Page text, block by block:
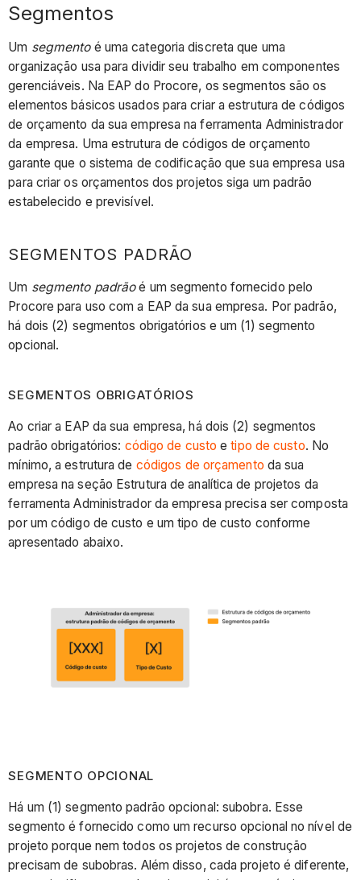
Segmentos
Um segmentoé uma categoria discreta que uma
organização usa para dividir seu trabalho em componentes
gerenciáveis. Na EAP do Procore, os segmentos são os
elementos básicos usados para criar a estrutura de códigos
de orçamento da sua empresa na ferramenta Administrador
da empresa. Uma estrutura de códigos de orçamento
garante que o sistema de codificação que sua empresa usa
para criar os orçamentos dos projetos siga um padrão
estabelecido e previsível.
SEGMENTOS PADRÃO
Um segmento padrãoé um segmento fornecido pelo
Procore para uso com a EAP da sua empresa. Por padrão,
há dois (2) segmentos obrigatórios e um (1) segmento
opcional.
SEGMENTOS OBRIGATÓRIOS
Ao criar a EAP da sua empresa, há dois (2) segmentos
padrão obrigatórios: código de custo etipo de custo. No
mínimo, a estrutura de códigos de orçamento da sua
empresa na seção Estrutura de analítica de projetos da
ferramenta Administrador da empresa precisa ser composta
por um código de custo e um tipo de custo conforme
apresentado abaixo.
SEGMENTO OPCIONAL
Há um (1) segmento padrão opcional: subobra. Esse
segmento é fornecido como um recurso opcional no nível de
projeto porque nem todos os projetos de construção
precisam de subobras. Além disso, cada projeto é diferente,